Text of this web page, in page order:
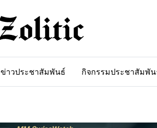
ข่าวประชาสัมพันธ์ กิจกรรมประชาสัมพั